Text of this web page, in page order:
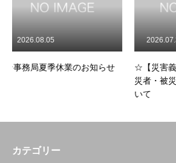
トップページへ戻る
お知らせ
お知らせ
☆【災害義援金】熊本地震被
災者・被災地への義援金につ
カテゴリー